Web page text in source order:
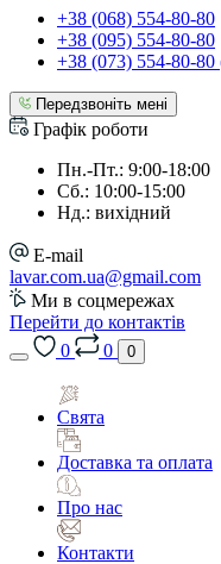
+38 (068) 554-80-80
+38 (095) 554-80-80
+38 (073) 554-80-
Передзвоніть мені
Графік роботи
Пн.-Пт.: 9:00-18:00
Сб.: 10:00-15:00
Нд.: вихідний
E-mail
lavar.com.ua@gmail.com
Ми в соцмережах
Перейти до контактів
0
0 0
Свята
Доставка та оплата
Про нас
Контакти